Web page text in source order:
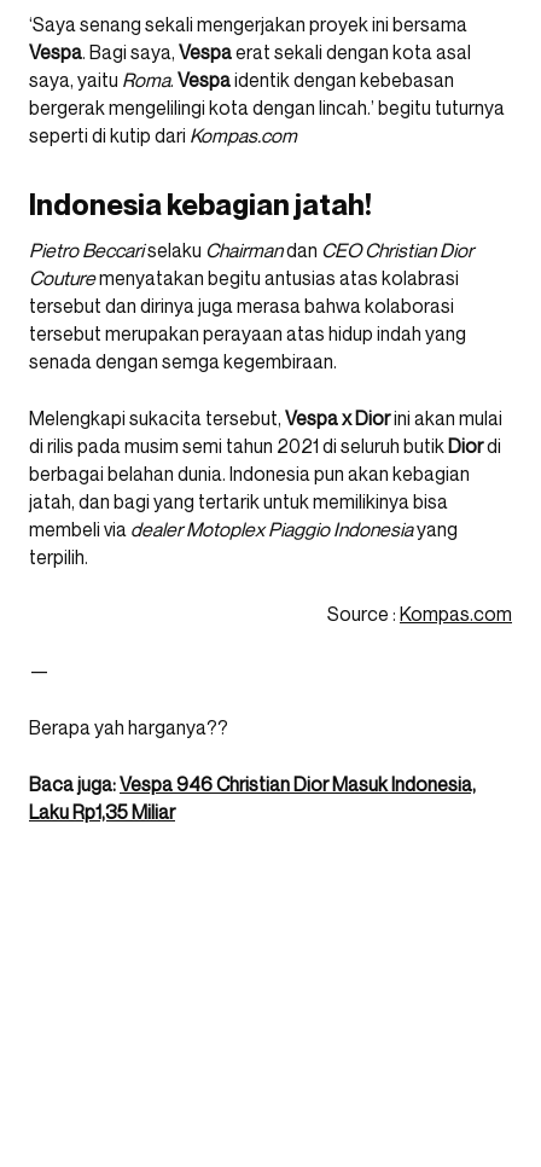
‘Saya senang sekali mengerjakan proyek ini bersama
Vespa. Bagi saya, Vespaerat sekali dengan kota asal
saya, yaitu Roma. Vespaidentik dengan kebebasan
bergerak mengelilingi kota dengan lincah.’ begitu tuturnya
seperti di kutip dari Kompas.com
Indonesia kebagian jatah!
Pietro Beccariselaku Chairmandan CEO Christian Dior
Couturemenyatakan begitu antusias atas kolabrasi
tersebut dan dirinya juga merasa bahwa kolaborasi
tersebut merupakan perayaan atas hidup indah yang
senada dengan semga kegembiraan.
Melengkapi sukacita tersebut, Vespa x Diorini akan mulai
di rilis pada musim semi tahun 2021 di seluruh butik Diordi
berbagai belahan dunia. Indonesia pun akan kebagian
jatah, dan bagi yang tertarik untuk memilikinya bisa
membeli via dealer Motoplex Piaggio Indonesiayang
terpilih.
Source : Kompas.com
—
Berapa yah harganya??
Baca juga:Vespa 946 Christian Dior Masuk Indonesia,
Laku Rp1,35 Miliar